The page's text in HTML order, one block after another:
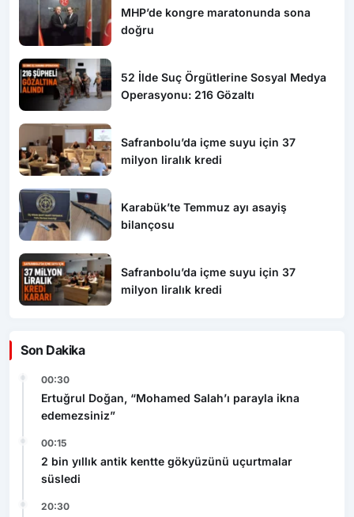
MHP’de kongre maratonunda sona
doğru
52 İlde Suç Örgütlerine Sosyal Medya
Operasyonu: 216 Gözaltı
Safranbolu’da içme suyu için 37
milyon liralık kredi
Karabük’te Temmuz ayı asayiş
bilançosu
Safranbolu’da içme suyu için 37
milyon liralık kredi
Son Dakika
00:30
Ertuğrul Doğan, “Mohamed Salah’ı parayla ikna
edemezsiniz”
00:15
2 bin yıllık antik kentte gökyüzünü uçurtmalar
süsledi
20:30